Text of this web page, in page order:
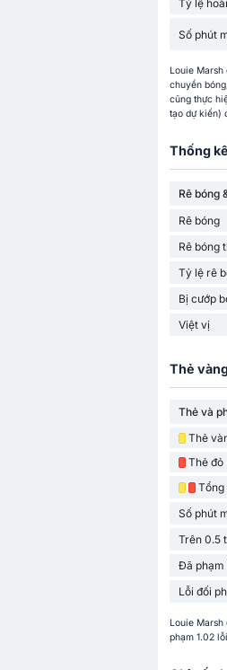
Tỷ lệ
Số phút
Louie
chuyền
cũng thực
tạo dự kiến)
Thống
Rê bóng
Rê bóng
Rê bóng
Tỷ lệ rê
Bị cướp
Việt vị
Thẻ
Thẻ và
Thẻ
Thẻ đỏ
Tổng
Số phút
Trên 0.5
Đã phạm
Lỗi đối
Louie
phạm 1.02